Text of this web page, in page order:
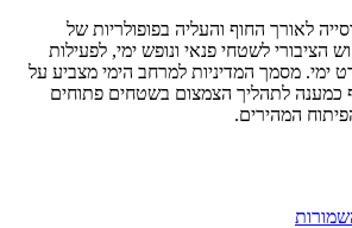
לאורך החוף והעליה בפופולריות של
הציבורי לשטחי פנאי ונופש ימי, לפעילות
ימי. מסמך המדיניות למרחב הימי מצביע על
כמענה לתהליך הצמצום בשטחים פתוחים
המהירים.